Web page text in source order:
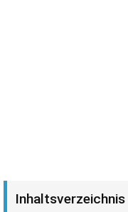
Inhaltsverzeichnis